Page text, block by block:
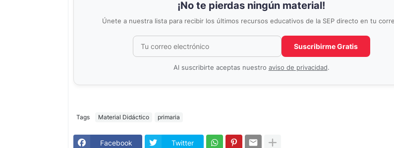
¡No te pierdas ningún material!
Únete a nuestra lista para recibir los últimos recursos educativos de la SEP directo en tu
Correo electrónico
No completar este campo
Suscribirme Gratis
Al suscribirte aceptas nuestro aviso de privacidad.
Tags Material Didáctico primaria
Facebook Twitter